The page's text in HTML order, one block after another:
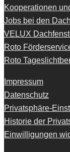
Kooperationen
Jobs bei den
VELUX
Roto
Roto
Impressum
Datenschutz
Privatsphäre-
Historie der
Einwilligungen